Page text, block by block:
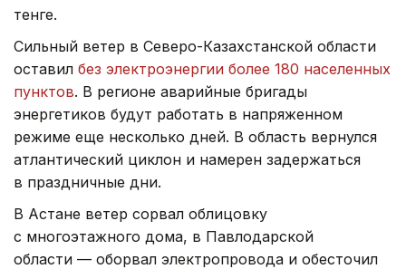
тенге.
Сильный ветер в Северо-Казахстанской области
оставил без электроэнергии более 180 населенных
пунктов. В регионе аварийные бригады
энергетиков будут работать в напряженном
режиме еще несколько дней. В область вернулся
атлантический циклон и намерен задержаться
в праздничные дни.
В Астане ветер сорвал облицовку
с многоэтажного дома, в Павлодарской
области — оборвал электропровода и обесточил